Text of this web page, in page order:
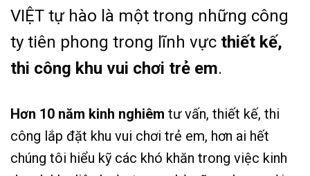
VIỆT tự hào là một trong những công
ty tiên phong trong lĩnh vực thiết kế,
thi công khu vui chơi trẻ em.
Hơn 10 năm kinh nghiêm tư vấn, thiết kế, thi
công lắp đặt khu vui chơi trẻ em, hơn ai hết
chúng tôi hiểu kỹ các khó khăn trong việc kinh